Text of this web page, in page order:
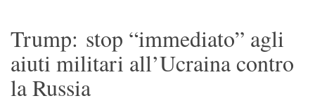
Trump: stop “immediato” agli
aiuti militari all’Ucraina contro
la Russia